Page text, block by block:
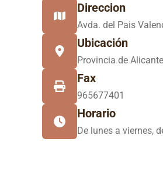
Direccion
Avda. del Pais
Ubicación
Provincia de
Fax
965677401
Horario
De lunes a viernes,